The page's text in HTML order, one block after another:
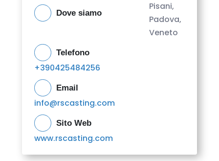
Dove siamo
Pisani,
Padova,
Veneto
Telefono
+390425484256
Email
info@rscasting.com
Sito Web
www.rscasting.com